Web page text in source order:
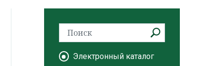
Электронный каталог